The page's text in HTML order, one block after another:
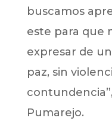
buscamos
este para que
expresar de
paz, sin
Pumarejo.